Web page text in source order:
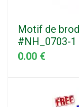
Motif de
#NH_0703-1
0.00 €